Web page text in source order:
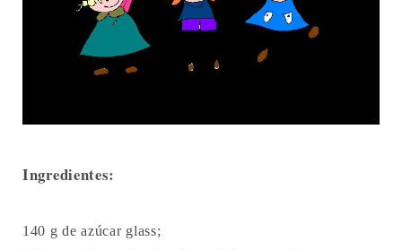
Ingredientes:
140 g de azúcar glass;